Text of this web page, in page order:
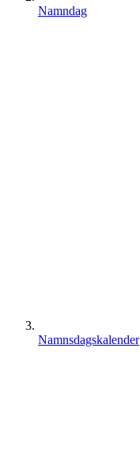
Namndag
Namnsdagskalender